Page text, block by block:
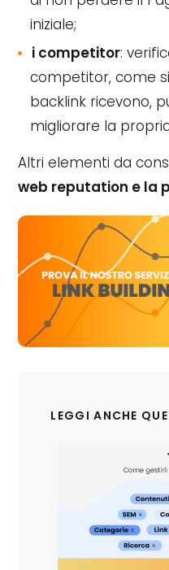
iniziale;
i competitor:
competitor, come
backlink ricevono,
migliorare la
Altri elementi da
web reputation e la
LEGGI ANCHE